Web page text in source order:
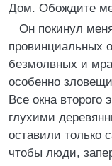
Дом. Обождите
Он покинул
провинциальных
безмолвных и
особенно
Все окна
глухими
оставили только
чтобы люди,